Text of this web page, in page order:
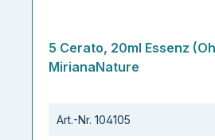
5 Cerato, 20ml Essenz
MirianaNature
Art.-Nr. 104105